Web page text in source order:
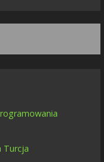
Turcja